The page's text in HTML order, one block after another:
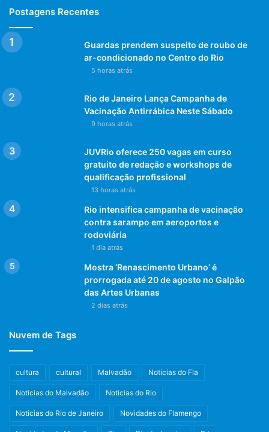
Postagens Recentes
Guardas prendem suspeito de roubo de
ar-condicionado no Centro do Rio
5 horas atrás
Rio de Janeiro Lança Campanha de
Vacinação Antirrábica Neste Sábado
9 horas atrás
JUVRio oferece 250 vagas em curso
gratuito de redação e workshops de
qualificação profissional
13 horas atrás
Rio intensifica campanha de vacinação
contra sarampo em aeroportos e
rodoviária
1 dia atrás
Mostra ‘Renascimento Urbano’ é
prorrogada até 20 de agosto no Galpão
das Artes Urbanas
2 dias atrás
Nuvem de Tags
cultura cultural Malvadão Noticias do Fla
Noticias do Malvadão Noticias do Rio
Noticias do Rio de Janeiro Novidades do Flamengo